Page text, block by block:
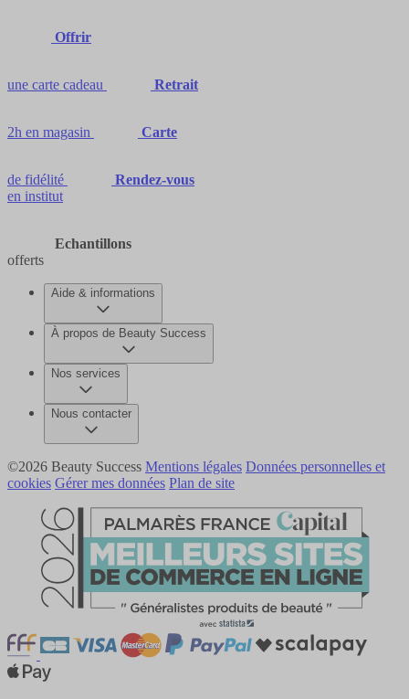
Offrir
une carte cadeau Retrait
2h en magasin Carte
de fidélité
Rendez-vous
en institut
Echantillons
offerts
Aide & informations
À propos de Beauty Success
Nos services
Nous contacter
©2026 Beauty Success Mentions légales Données personnelles et
cookies Gérer mes données Plan de site